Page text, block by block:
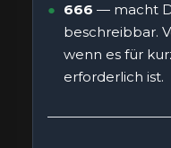
666 — macht
beschreibbar.
wenn es für
erforderlich ist.